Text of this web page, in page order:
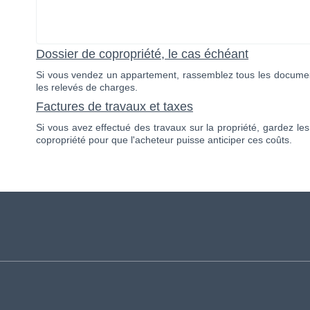
Dossier de copropriété, le cas échéant
Si vous vendez un appartement, rassemblez tous les
les relevés de charges.
Factures de travaux et taxes
Si vous avez effectué des travaux sur la propriété, gardez
copropriété pour que l'acheteur puisse anticiper ces coûts.